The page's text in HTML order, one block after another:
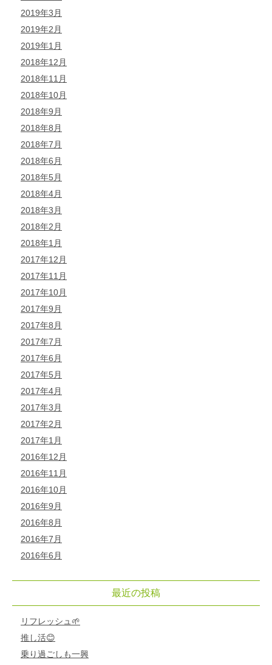
2019年3月
2019年2月
2019年1月
2018年12月
2018年11月
2018年10月
2018年9月
2018年8月
2018年7月
2018年6月
2018年5月
2018年4月
2018年3月
2018年2月
2018年1月
2017年12月
2017年11月
2017年10月
2017年9月
2017年8月
2017年7月
2017年6月
2017年5月
2017年4月
2017年3月
2017年2月
2017年1月
2016年12月
2016年11月
2016年10月
2016年9月
2016年8月
2016年7月
2016年6月
最近の投稿
リフレッシュ🌱
推し活😊
乗り過ごしも一興